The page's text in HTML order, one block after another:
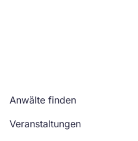
Anwälte finden
Veranstaltungen